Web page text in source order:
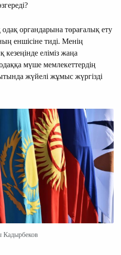
органдарына төрағалық ету
еншісіне тиді. Менің
еліміз жаңа
мүше мемлекеттердің
жүйелі жұмыс жүргізді